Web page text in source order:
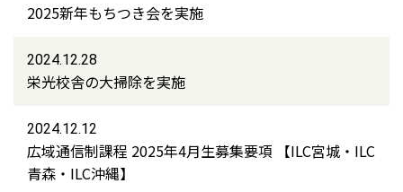
2025新年もちつき会を実施
2024.12.28
栄光校舎の大掃除を実施
2024.12.12
広域通信制課程 2025年4月生募集要項 【ILC宮城・ILC
青森・ILC沖縄】